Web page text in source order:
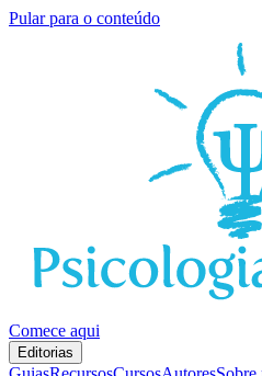
Pular para o conteúdo
Comece aqui
Editorias